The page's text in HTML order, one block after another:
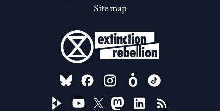
Site map
FOLLOW US ON